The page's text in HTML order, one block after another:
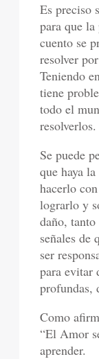
Es preciso
para que la
cuento se
resolver
Teniendo
tiene
todo el
resolverlos.
Se puede
que haya
hacerlo
lograrlo y
daño,
señales de
ser
para evitar
profundas,
Como
“El Amor
aprender.